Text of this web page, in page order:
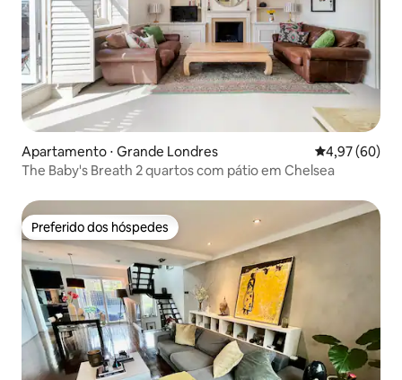
Apartamento ⋅ Grande Londres 4,97 de uma
4,97 (60)
The Baby's Breath 2 quartos com pátio em Chelsea
Preferido dos hóspedes
Preferido dos hóspedes